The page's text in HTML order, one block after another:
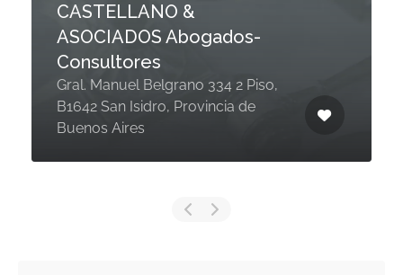
CASTELLANO &
ASOCIADOS Abogados-
Consultores
Gral. Manuel Belgrano 334 2 Piso,
B1642 San Isidro, Provincia de
Buenos Aires